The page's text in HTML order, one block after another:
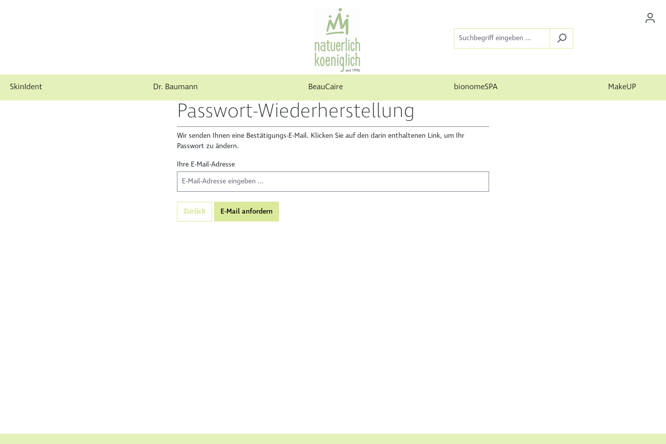
Zur Hauptnavigation springen
SkinIdent Dr. Baumann BeauCaire bionomeSPA MakeUP
Passwort-Wiederherstellung
Wir senden Ihnen eine Bestätigungs-E-Mail. Klicken Sie auf den darin enthaltenen Link, um Ihr
Passwort zu ändern.
Ihre E-Mail-Adresse
Zurück E-Mail anfordern